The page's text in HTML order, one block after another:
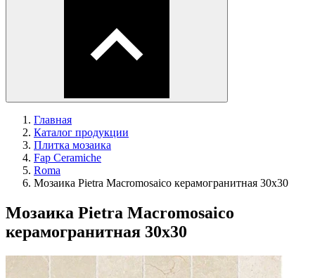
Главная
Каталог продукции
Плитка мозаика
Fap Ceramiche
Roma
Мозаика Pietra Macromosaico керамогранитная 30х30
Мозаика Pietra Macromosaico
керамогранитная 30х30